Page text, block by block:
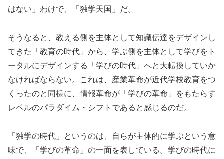
はない」わけで、「独学天国」だ。
そうなると、教える側を主体として知識伝達をデザインし
てきた「教育の時代」から、学ぶ側を主体として学びをト
ータルにデザインする「学びの時代」へと大転換していか
なければならない。これは、産業革命が近代学校教育をつ
くったのと同様に、情報革命が「学びの革命」をもたらす
レベルのパラダイム・シフトであると感じるのだ。
「独学の時代」というのは、自らが主体的に学ぶという意
味で、「学びの革命」の一面を表している。学びの時代に